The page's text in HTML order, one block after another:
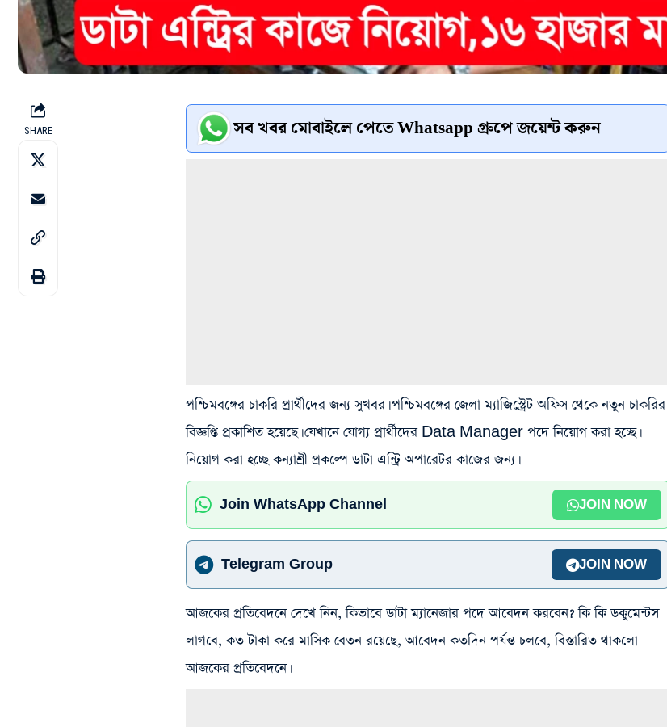
SHARE সব খবর মোবাইলে পেতে Whatsapp গ্রুপে জয়েন্ট করুন
পশ্চিমবঙ্গের চাকরি প্রার্থীদের জন্য সুখবর। পশ্চিমবঙ্গের জেলা ম্যাজিস্ট্রেট অফিস থেকে নতুন চাকরির
বিজ্ঞপ্তি প্রকাশিত হয়েছে। যেখানে যোগ্য প্রার্থীদের Data Manager পদে নিয়োগ করা হচ্ছে।
নিয়োগ করা হচ্ছে কন্যাশ্রী প্রকল্পে ডাটা এন্ট্রি অপারেটর কাজের জন্য।
Join WhatsApp Channel JOIN NOW
Telegram Group JOIN NOW
আজকের প্রতিবেদনে দেখে নিন, কিভাবে ডাটা ম্যানেজার পদে আবেদন করবেন? কি কি ডকুমেন্টস
লাগবে, কত টাকা করে মাসিক বেতন রয়েছে, আবেদন কতদিন পর্যন্ত চলবে, বিস্তারিত থাকলো
আজকের প্রতিবেদনে।